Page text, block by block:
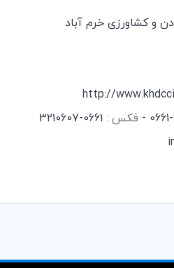
و کشاورزی خرم آباد
http://
فکس : 0661-3210607